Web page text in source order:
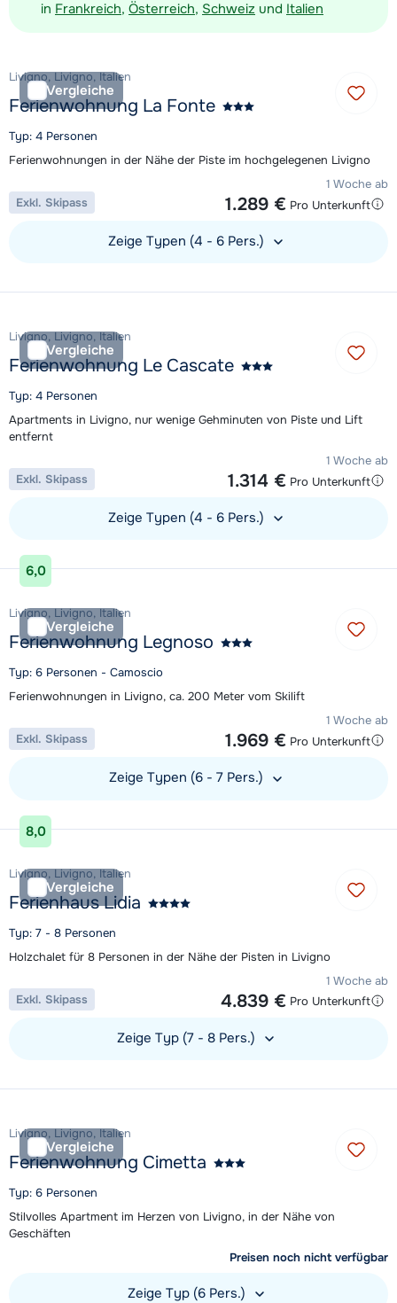
in Frankreich, Österreich, Schweiz und Italien
Vergleiche
Livigno, Livigno, Italien
Ferienwohnung La Fonte
Typ: 4 Personen
Ferienwohnungen in der Nähe der Piste im hochgelegenen Livigno
1 Woche ab
1.289 € Pro Unterkunft
Exkl. Skipass
Zeige Typen (4 - 6 Pers.)
Vergleiche
Livigno, Livigno, Italien
Ferienwohnung Le Cascate
Typ: 4 Personen
Apartments in Livigno, nur wenige Gehminuten von Piste und Lift
entfernt
1 Woche ab
1.314 € Pro Unterkunft
Exkl. Skipass
Zeige Typen (4 - 6 Pers.)
Unterkunft ansehen
6,0
Vergleiche
Livigno, Livigno, Italien
Ferienwohnung Legnoso
Typ: 6 Personen - Camoscio
Ferienwohnungen in Livigno, ca. 200 Meter vom Skilift
1 Woche ab
1.969 € Pro Unterkunft
Exkl. Skipass
Zeige Typen (6 - 7 Pers.)
Unterkunft ansehen
8,0
Vergleiche
Livigno, Livigno, Italien
Ferienhaus Lidia
Typ: 7 - 8 Personen
Holzchalet für 8 Personen in der Nähe der Pisten in Livigno
1 Woche ab
4.839 € Pro Unterkunft
Exkl. Skipass
Zeige Typ (7 - 8 Pers.)
Vergleiche
Livigno, Livigno, Italien
Ferienwohnung Cimetta
Typ: 6 Personen
Stilvolles Apartment im Herzen von Livigno, in der Nähe von
Geschäften
Preisen noch nicht verfügbar
Zeige Typ (6 Pers.)